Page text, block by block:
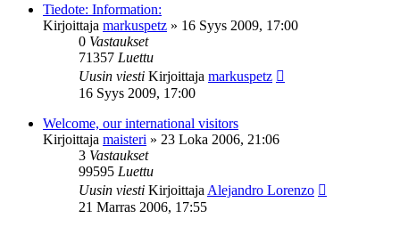
Tiedote: Information:
Kirjoittaja markuspetz » 16 Syys 2009, 17:00
0 Vastaukset
71357 Luettu
Uusin viesti Kirjoittaja markuspetz
16 Syys 2009, 17:00
Welcome, our international visitors
Kirjoittaja maisteri » 23 Loka 2006, 21:06
3 Vastaukset
99595 Luettu
Uusin viesti Kirjoittaja Alejandro Lorenzo
21 Marras 2006, 17:55